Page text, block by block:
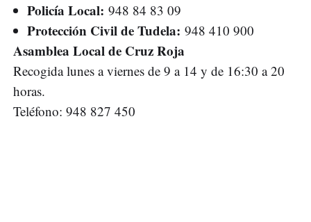
Policía Local: 948 84 83 09
Protección Civil de Tudela: 948 410 900
Asamblea Local de Cruz Roja
Recogida lunes a viernes de 9 a 14 y de 16:30 a 20
horas.
Teléfono: 948 827 450